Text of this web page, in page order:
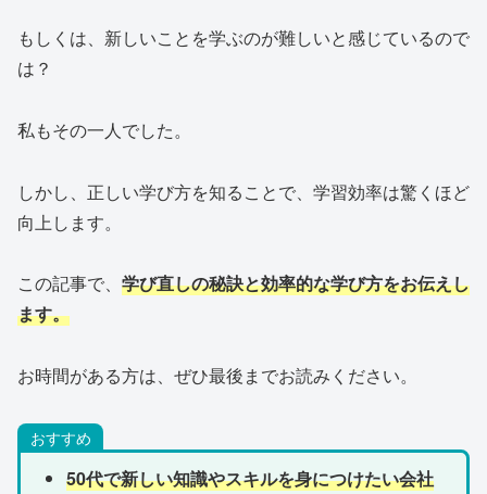
もしくは、新しいことを学ぶのが難しいと感じているので
は？
私もその一人でした。
しかし、正しい学び方を知ることで、学習効率は驚くほど
向上します。
この記事で、 学び直しの秘訣と効率的な学び方をお伝えし
ます。
お時間がある方は、ぜひ最後までお読みください。
おすすめ
50代で新しい知識やスキルを身につけたい会社